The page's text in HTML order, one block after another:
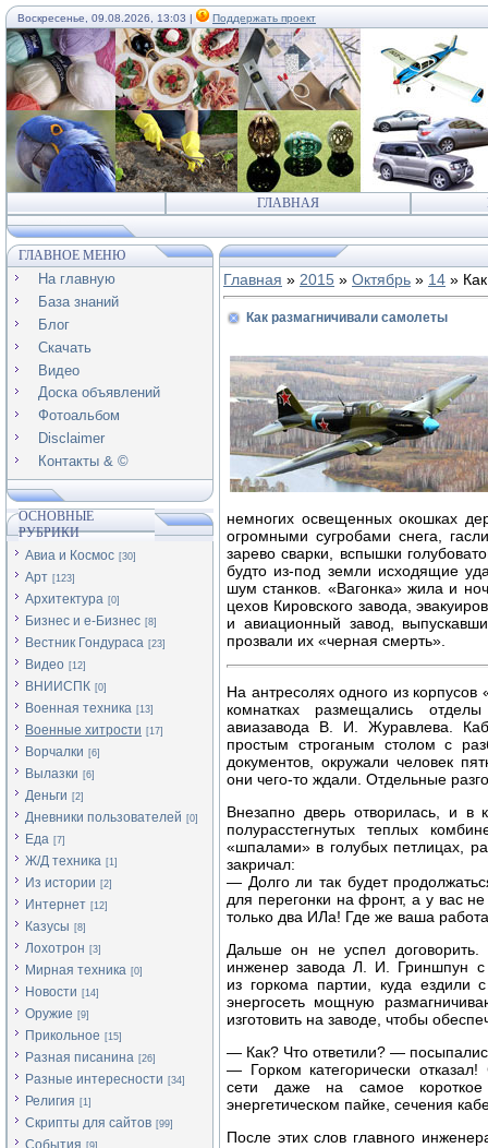
Воскресенье, 09.08.2026, 13:03 | Поддержать проект
ГЛАВНАЯ
ГЛАВНОЕ МЕНЮ
На главную
База знаний
Блог
Скачать
Видео
Доска объявлений
Фотоальбом
Disclaimer
Контакты & ©
ОСНОВНЫЕ
РУБРИКИ
Авиа и Космос [30]
Арт [123]
Архитектура [0]
Бизнес и е-Бизнес [8]
Вестник Гондураса [23]
Видео [12]
ВНИИСПК [0]
Военная техника [13]
Военные хитрости [17]
Ворчалки [6]
Вылазки [6]
Деньги [2]
Дневники пользователей [0]
Еда [7]
Ж/Д техника [1]
Из истории [2]
Интернет [12]
Казусы [8]
Лохотрон [3]
Мирная техника [0]
Новости [14]
Оружие [9]
Прикольное [15]
Разная писанина [26]
Разные интересности [34]
Религия [1]
Скрипты для сайтов [99]
События [9]
Главная » 2015 » Октябрь » 14 »
Как размагничивали самолеты
немногих освещенных окошках
огромными сугробами снега,
зарево сварки, вспышки
будто из-под земли исходящие
шум станков. «Вагонка» жила и
цехов Кировского завода,
и авиационный завод,
прозвали их «черная смерть».
На антресолях одного из
комнатках размещались
авиазавода В. И. Журавлева.
простым строганым столом с
документов, окружали человек
они чего-то ждали. Отдельные
Внезапно дверь отворилась, и в
полурасстегнутых теплых
«шпалами» в голубых петлицах,
закричал:
— Долго ли так будет
для перегонки на фронт, а у вас
только два ИЛа! Где же ваша
Дальше он не успел
инженер завода Л. И. Гриншпун с
из горкома партии, куда ездили
энергосеть мощную
изготовить на заводе, чтобы
— Как? Что ответили? —
— Горком категорически отказал!
сети даже на самое
энергетическом пайке, сечения
После этих слов главного